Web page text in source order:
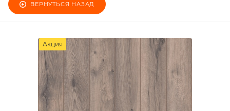
ВЕРНУТЬСЯ НАЗАД
Акция